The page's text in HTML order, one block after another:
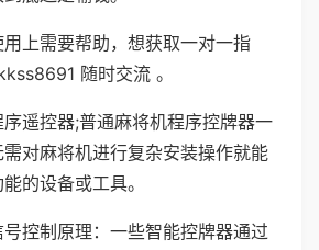
上需要帮助，想获取一对一指
随时交流 。
遥控器;普通麻将机程序控牌器一
对麻将机进行复杂安装操作就能
的设备或工具。
控制原理：一些智能控牌器通过